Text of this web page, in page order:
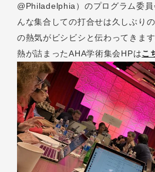
@Philadelphia）のプログラム委
んな集合しての打合せは久しぶり
の熱気がビシビシと伝わってきま
熱が詰まったAHA学術集会HPはこ